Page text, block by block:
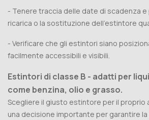
- Tenere traccia delle date di scadenza e
ricarica o la sostituzione dell'estintore
- Verificare che gli estintori siano
facilmente accessibili e visibili.
Estintori di classe B - adatti per
come benzina, olio e grasso.
Scegliere il giusto estintore per il proprio
una decisione importante per garantire